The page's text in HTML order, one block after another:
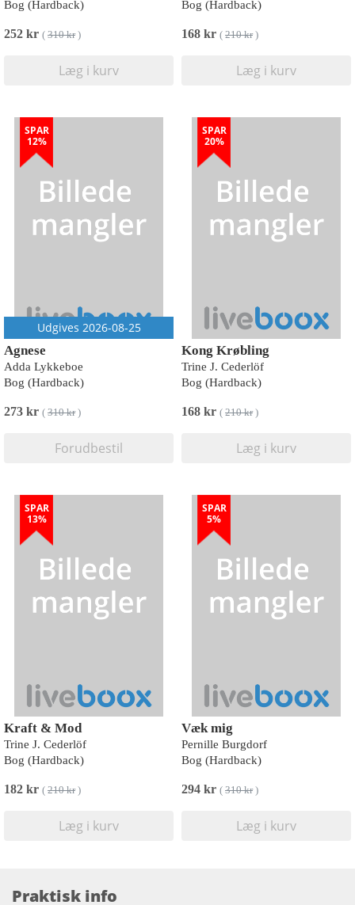
Bog (Hardback)
252 kr ( 310 kr)
Læg i kurv
Bog (Hardback)
168 kr ( 210 kr)
Læg i kurv
SPAR
12%
Udgives 2026-08-25
Agnese
Adda Lykkeboe
Bog (Hardback)
273 kr ( 310 kr)
Forudbestil
SPAR
20%
Kong Krøbling
Trine J. Cederlöf
Bog (Hardback)
168 kr ( 210 kr)
Læg i kurv
SPAR
13%
Kraft & Mod
Trine J. Cederlöf
Bog (Hardback)
182 kr ( 210 kr)
Læg i kurv
SPAR
5%
Væk mig
Pernille Burgdorf
Bog (Hardback)
294 kr ( 310 kr)
Læg i kurv
Praktisk info